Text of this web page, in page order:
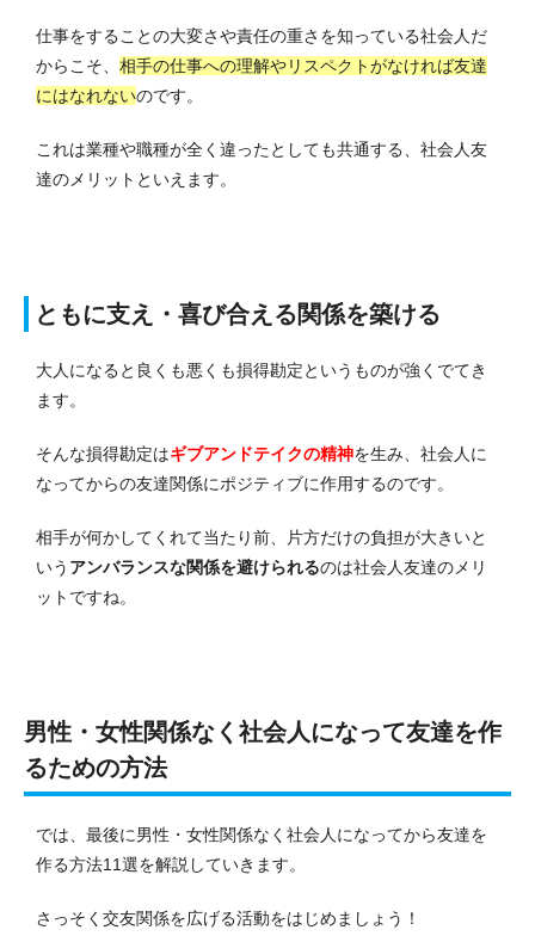
仕事をすることの大変さや責任の重さを知っている社会人だ
からこそ、 相手の仕事への理解やリスペクトがなければ友達
にはなれないのです。
これは業種や職種が全く違ったとしても共通する、社会人友
達のメリットといえます。
ともに支え・喜び合える関係を築ける
大人になると良くも悪くも損得勘定というものが強くでてき
ます。
そんな損得勘定はギブアンドテイクの精神を生み、社会人に
なってからの友達関係にポジティブに作用するのです。
相手が何かしてくれて当たり前、片方だけの負担が大きいと
いう アンバランスな関係を避けられるのは社会人友達のメリ
ットですね。
男性・女性関係なく社会人になって友達を作
るための方法
では、最後に男性・女性関係なく社会人になってから友達を
作る方法11選を解説していきます。
さっそく交友関係を広げる活動をはじめましょう！